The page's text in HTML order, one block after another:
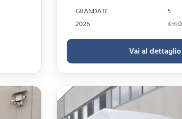
GRANDATE
5
2026
Km 0
Vai al dettaglio